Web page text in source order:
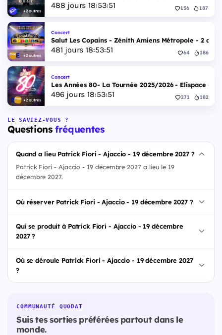
+2 autres
488 jours 18:53:50 156 187
+2 autres
Concert
Salut Les Copains - Zénith Amiens Métropole - 2
481 jours 18:53:50 64 186
+2 autres
Concert
Les Années 80- La Tournée 2025/2026 - Elispace -
496jours 18:53:50 271 182
LE SAVIEZ-VOUS ?
Questionsfréquentes
Quand a lieu Patrick Fiori - Ajaccio - 19 décembre 2027 ?
Patrick Fiori - Ajaccio - 19 décembre 2027 a lieu le 19
décembre 2027.
Où réserver Patrick Fiori - Ajaccio - 19 décembre 2027 ?
Qui se produit à Patrick Fiori - Ajaccio - 19 décembre
2027 ?
Où se déroule Patrick Fiori - Ajaccio - 19 décembre 2027
?
COMMUNAUTÉ QUODAT
Suis tes sorties préférées partout dans le
monde.